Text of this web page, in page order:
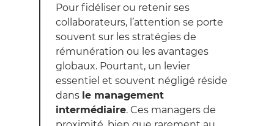
Pour fidéliser ou retenir ses
collaborateurs, l’attention se porte
souvent sur les stratégies de
rémunération ou les avantages
globaux. Pourtant, un levier
essentiel et souvent négligé réside
dans le management
intermédiaire. Ces managers de